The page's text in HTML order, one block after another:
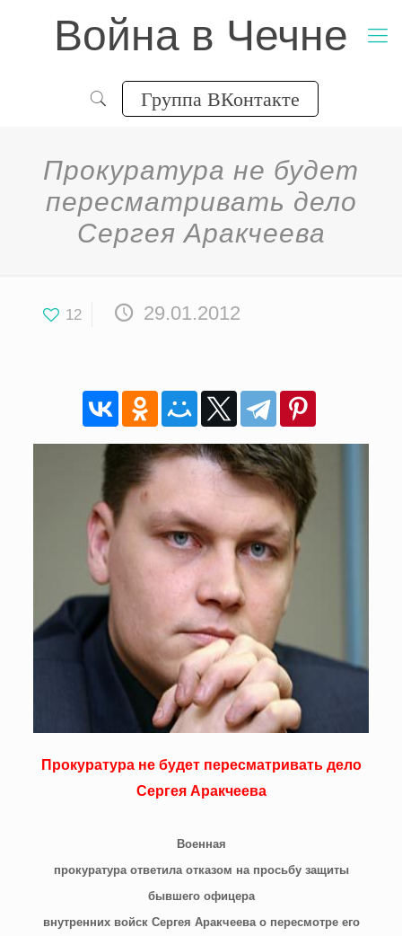
Война в Чечне
Группа ВКонтакте
Прокуратура не будет
пересматривать дело
Сергея Аракчеева
12 29.01.2012
Прокуратура не будет пересматривать дело
Сергея Аракчеева
Военная
прокуратура ответила отказом на просьбу защиты
бывшего офицера
внутренних войск Сергея Аракчеева о пересмотре его